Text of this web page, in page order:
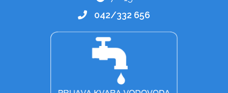
042/332 656